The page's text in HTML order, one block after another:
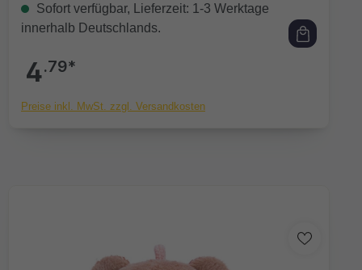
Sofort verfügbar, Lieferzeit: 1-3 Werktage
innerhalb Deutschlands.
4.79*
Preise inkl. MwSt. zzgl. Versandkosten